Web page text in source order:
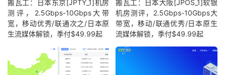
搬瓦工：日本东京[JPTY_1]机房
测评，2.5Gbps-10Gbps大带
宽，移动优秀/联通次之/日本原
生流媒体解锁，季付$49.99起
搬瓦工：日本大阪[JPOS_1]软银
机房测评，2.5Gbps-10Gbps大
带宽，移动/联通优秀/日本原生
流媒体解锁，季付$49.99起